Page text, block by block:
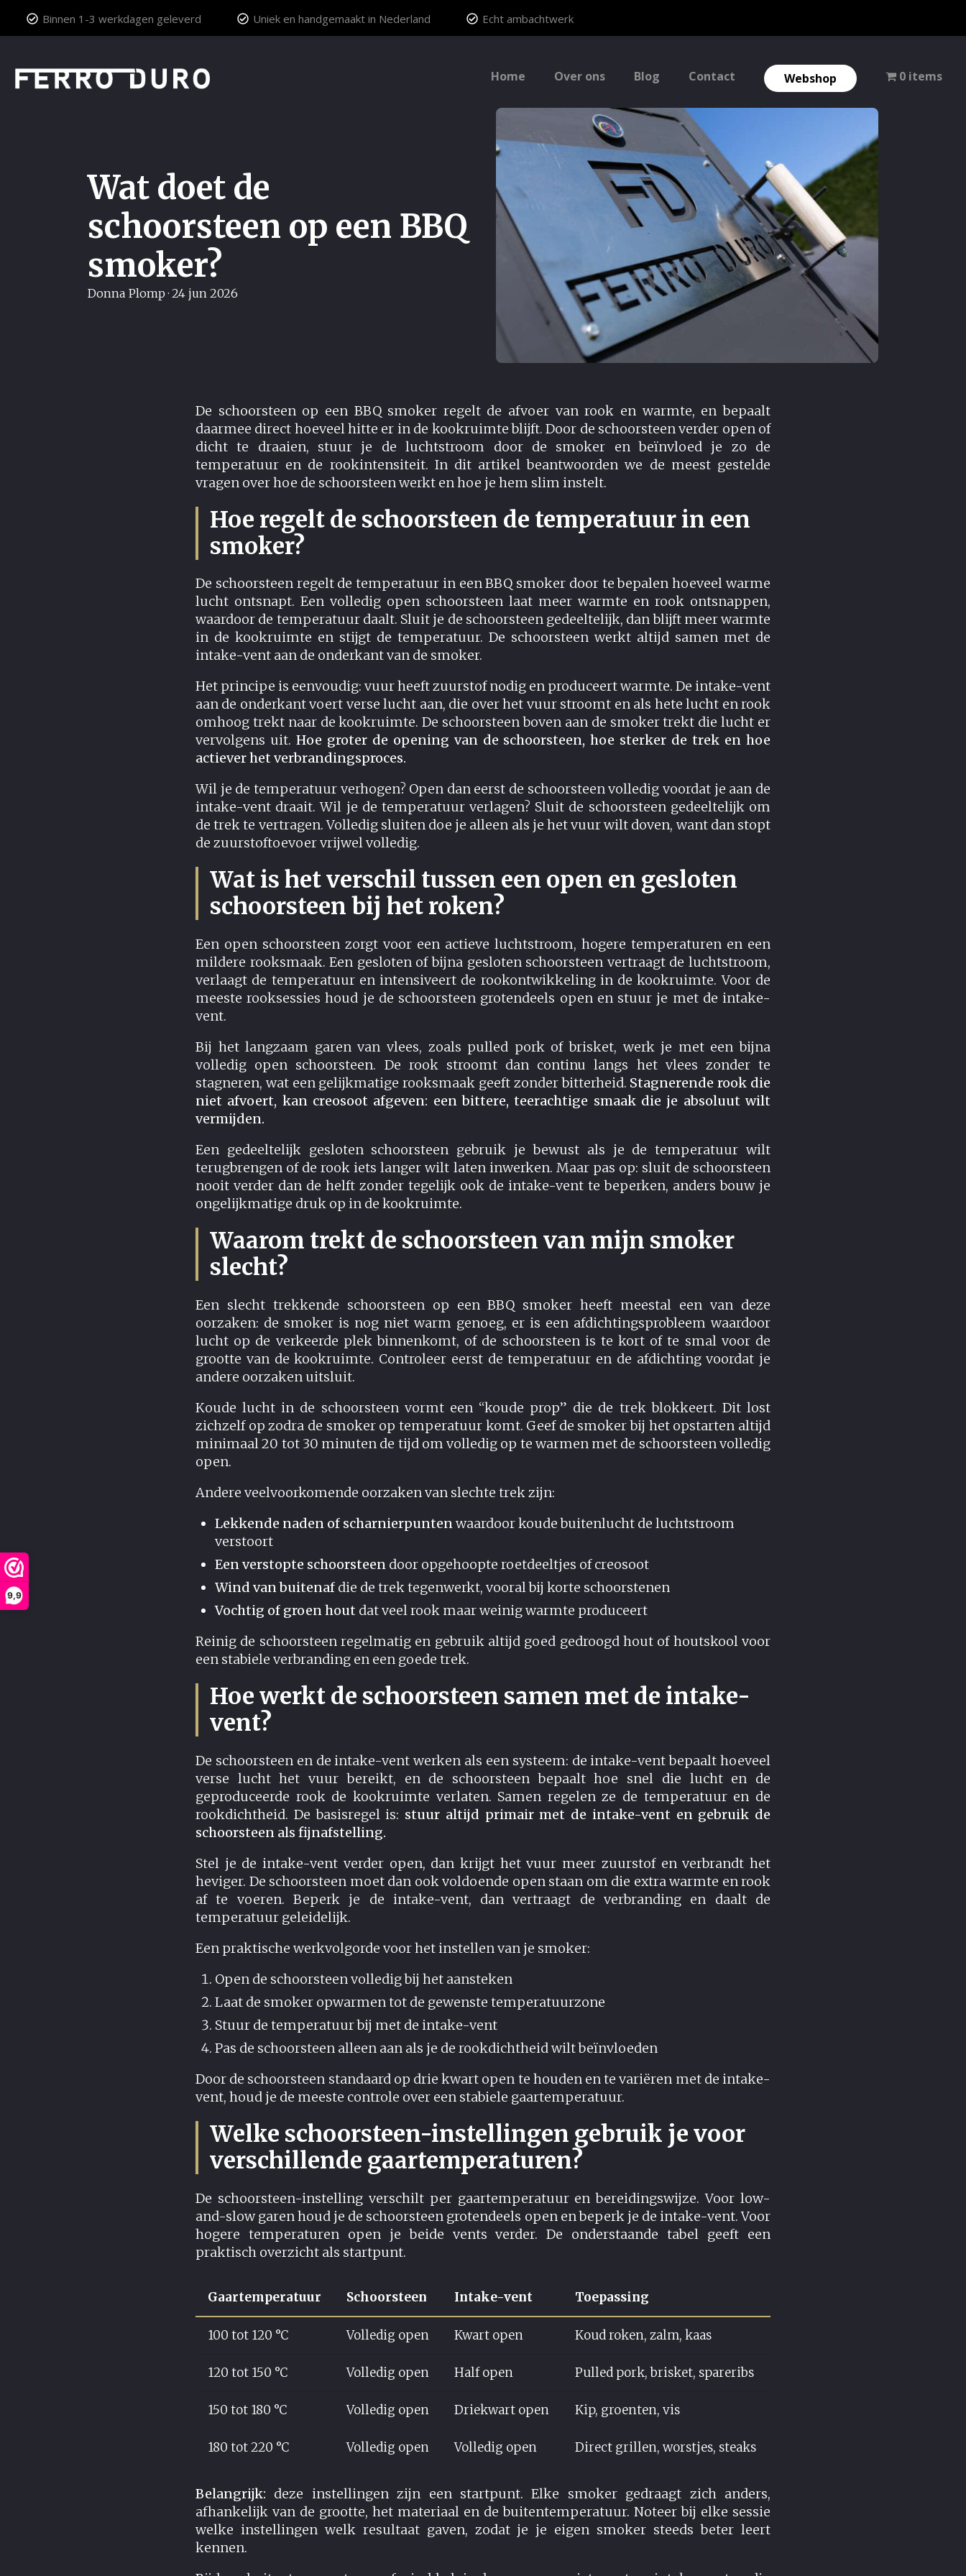
9,9
Binnen 1-3 werkdagen geleverd Uniek en handgemaakt in Nederland Echt ambachtwerk
Home Over ons Blog Contact Webshop 0 items
Wat doet de
schoorsteen op een BBQ
smoker?
Donna Plomp· 24 jun 2026
De schoorsteen op een BBQ smoker regelt de afvoer van rook en warmte, en bepaalt
daarmee direct hoeveel hitte er in de kookruimte blijft. Door de schoorsteen verder open of
dicht te draaien, stuur je de luchtstroom door de smoker en beïnvloed je zo de
temperatuur en de rookintensiteit. In dit artikel beantwoorden we de meest gestelde
vragen over hoe de schoorsteen werkt en hoe je hem slim instelt.
Hoe regelt de schoorsteen de temperatuur in een
smoker?
De schoorsteen regelt de temperatuur in een BBQ smoker door te bepalen hoeveel warme
lucht ontsnapt. Een volledig open schoorsteen laat meer warmte en rook ontsnappen,
waardoor de temperatuur daalt. Sluit je de schoorsteen gedeeltelijk, dan blijft meer warmte
in de kookruimte en stijgt de temperatuur. De schoorsteen werkt altijd samen met de
intake-vent aan de onderkant van de smoker.
Het principe is eenvoudig: vuur heeft zuurstof nodig en produceert warmte. De intake-vent
aan de onderkant voert verse lucht aan, die over het vuur stroomt en als hete lucht en rook
omhoog trekt naar de kookruimte. De schoorsteen boven aan de smoker trekt die lucht er
vervolgens uit. Hoe groter de opening van de schoorsteen, hoe sterker de trek en hoe
actiever het verbrandingsproces.
Wil je de temperatuur verhogen? Open dan eerst de schoorsteen volledig voordat je aan de
intake-vent draait. Wil je de temperatuur verlagen? Sluit de schoorsteen gedeeltelijk om
de trek te vertragen. Volledig sluiten doe je alleen als je het vuur wilt doven, want dan stopt
de zuurstoftoevoer vrijwel volledig.
Wat is het verschil tussen een open en gesloten
schoorsteen bij het roken?
Een open schoorsteen zorgt voor een actieve luchtstroom, hogere temperaturen en een
mildere rooksmaak. Een gesloten of bijna gesloten schoorsteen vertraagt de luchtstroom,
verlaagt de temperatuur en intensiveert de rookontwikkeling in de kookruimte. Voor de
meeste rooksessies houd je de schoorsteen grotendeels open en stuur je met de intake-
vent.
Bij het langzaam garen van vlees, zoals pulled pork of brisket, werk je met een bijna
volledig open schoorsteen. De rook stroomt dan continu langs het vlees zonder te
stagneren, wat een gelijkmatige rooksmaak geeft zonder bitterheid. Stagnerende rook die
niet afvoert, kan creosoot afgeven: een bittere, teerachtige smaak die je absoluut wilt
vermijden.
Een gedeeltelijk gesloten schoorsteen gebruik je bewust als je de temperatuur wilt
terugbrengen of de rook iets langer wilt laten inwerken. Maar pas op: sluit de schoorsteen
nooit verder dan de helft zonder tegelijk ook de intake-vent te beperken, anders bouw je
ongelijkmatige druk op in de kookruimte.
Waarom trekt de schoorsteen van mijn smoker
slecht?
Een slecht trekkende schoorsteen op een BBQ smoker heeft meestal een van deze
oorzaken: de smoker is nog niet warm genoeg, er is een afdichtingsprobleem waardoor
lucht op de verkeerde plek binnenkomt, of de schoorsteen is te kort of te smal voor de
grootte van de kookruimte. Controleer eerst de temperatuur en de afdichting voordat je
andere oorzaken uitsluit.
Koude lucht in de schoorsteen vormt een “koude prop” die de trek blokkeert. Dit lost
zichzelf op zodra de smoker op temperatuur komt. Geef de smoker bij het opstarten altijd
minimaal 20 tot 30 minuten de tijd om volledig op te warmen met de schoorsteen volledig
open.
Andere veelvoorkomende oorzaken van slechte trek zijn:
Lekkende naden of scharnierpunten waardoor koude buitenlucht de luchtstroom
verstoort
Een verstopte schoorsteen door opgehoopte roetdeeltjes of creosoot
Wind van buitenaf die de trek tegenwerkt, vooral bij korte schoorstenen
Vochtig of groen hout dat veel rook maar weinig warmte produceert
Reinig de schoorsteen regelmatig en gebruik altijd goed gedroogd hout of houtskool voor
een stabiele verbranding en een goede trek.
Hoe werkt de schoorsteen samen met de intake-
vent?
De schoorsteen en de intake-vent werken als een systeem: de intake-vent bepaalt hoeveel
verse lucht het vuur bereikt, en de schoorsteen bepaalt hoe snel die lucht en de
geproduceerde rook de kookruimte verlaten. Samen regelen ze de temperatuur en de
rookdichtheid. De basisregel is: stuur altijd primair met de intake-vent en gebruik de
schoorsteen als fijnafstelling.
Stel je de intake-vent verder open, dan krijgt het vuur meer zuurstof en verbrandt het
heviger. De schoorsteen moet dan ook voldoende open staan om die extra warmte en rook
af te voeren. Beperk je de intake-vent, dan vertraagt de verbranding en daalt de
temperatuur geleidelijk.
Een praktische werkvolgorde voor het instellen van je smoker:
Open de schoorsteen volledig bij het aansteken
Laat de smoker opwarmen tot de gewenste temperatuurzone
Stuur de temperatuur bij met de intake-vent
Pas de schoorsteen alleen aan als je de rookdichtheid wilt beïnvloeden
Door de schoorsteen standaard op drie kwart open te houden en te variëren met de intake-
vent, houd je de meeste controle over een stabiele gaartemperatuur.
Welke schoorsteen-instellingen gebruik je voor
verschillende gaartemperaturen?
De schoorsteen-instelling verschilt per gaartemperatuur en bereidingswijze. Voor low-
and-slow garen houd je de schoorsteen grotendeels open en beperk je de intake-vent. Voor
hogere temperaturen open je beide vents verder. De onderstaande tabel geeft een
praktisch overzicht als startpunt.
Gaartemperatuur Schoorsteen Intake-vent Toepassing
100 tot 120 °C Volledig open Kwart open Koud roken, zalm, kaas
120 tot 150 °C Volledig open Half open Pulled pork, brisket, spareribs
150 tot 180 °C Volledig open Driekwart open Kip, groenten, vis
180 tot 220 °C Volledig open Volledig open Direct grillen, worstjes, steaks
Belangrijk: deze instellingen zijn een startpunt. Elke smoker gedraagt zich anders,
afhankelijk van de grootte, het materiaal en de buitentemperatuur. Noteer bij elke sessie
welke instellingen welk resultaat gaven, zodat je je eigen smoker steeds beter leert
kennen.